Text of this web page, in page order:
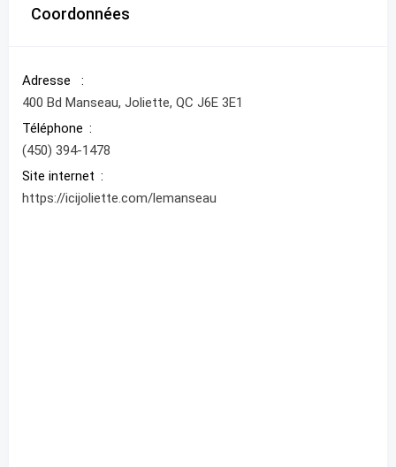
Coordonnées
Adresse
400 Bd Manseau, Joliette, QC J6E 3E1
Téléphone
(450) 394-1478
Site internet
https://icijoliette.com/lemanseau